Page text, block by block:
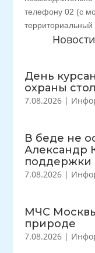
День
охраны
7.08.2026 |
В беде не
Александр
поддержки
7.08.2026 |
МЧС
природе
7.08.2026 |
телефону 02 (с